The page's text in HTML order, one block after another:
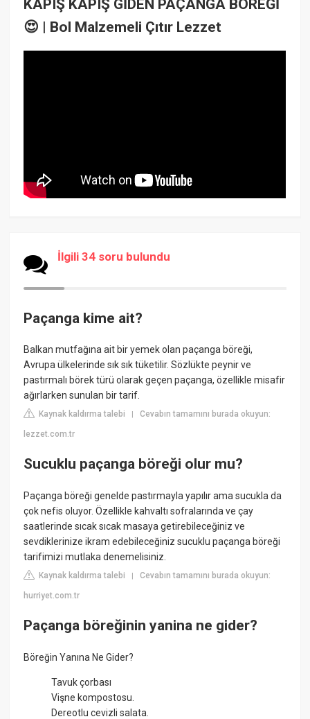
KAPIŞ KAPIŞ GİDEN PAÇANGA BÖREĞİ
😍 | Bol Malzemeli Çıtır Lezzet
İlgili 34 soru bulundu
Paçanga kime ait?
Balkan mutfağına ait bir yemek olan paçanga böreği,
Avrupa ülkelerinde sık sık tüketilir. Sözlükte peynir ve
pastırmalı börek türü olarak geçen paçanga, özellikle misafir
ağırlarken sunulan bir tarif.
Kaynak kaldırma talebi |Cevabın tamamını burada okuyun:
lezzet.com.tr
Sucuklu paçanga böreği olur mu?
Paçanga böreği genelde pastırmayla yapılır ama sucukla da
çok nefis oluyor. Özellikle kahvaltı sofralarında ve çay
saatlerinde sıcak sıcak masaya getirebileceğiniz ve
sevdiklerinize ikram edebileceğiniz sucuklu paçanga böreği
tarifimizi mutlaka denemelisiniz.
Kaynak kaldırma talebi |Cevabın tamamını burada okuyun:
hurriyet.com.tr
Paçanga böreğinin yanina ne gider?
Böreğin Yanına Ne Gider?
Tavuk çorbası
Vişne kompostosu.
Dereotlu cevizli salata.